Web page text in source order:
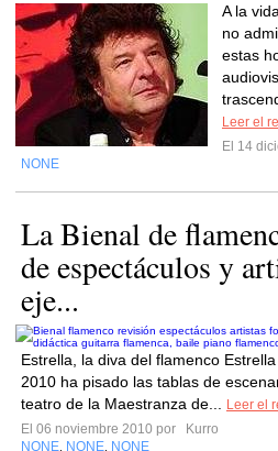
A la
no
estas
Leer el
El 14
NONE
La Bienal de
de espectáculos y
eje...
Estrella, la diva del flamenco
2010 ha pisado las tablas de
teatro de la Maestranza de...
Leer el
El 06 noviembre 2010 por
Kurro
NONE NONE NONE